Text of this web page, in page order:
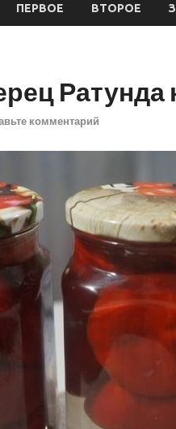
ПЕРВОЕ ВТОРОЕ
Ратунда
комментарий